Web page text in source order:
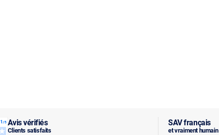
Avis vérifiés
Clients satisfaits
SAV français
et vraiment humain